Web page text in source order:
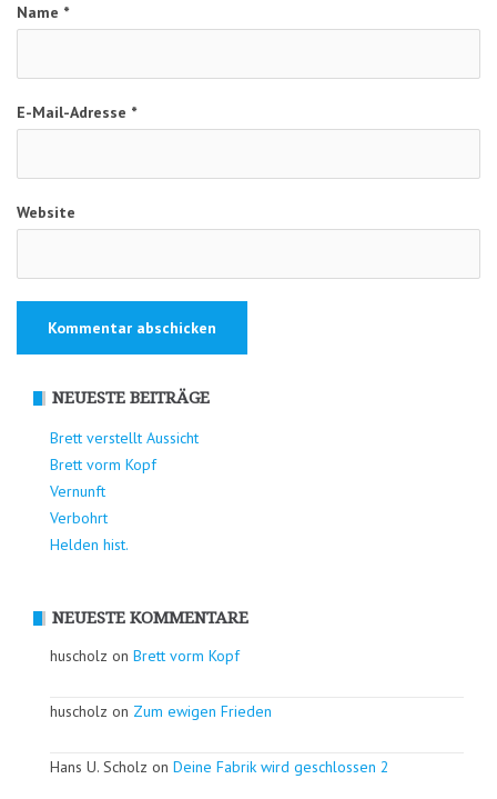
Name *
E-Mail-Adresse *
Website
NEUESTE BEITRÄGE
Brett verstellt Aussicht
Brett vorm Kopf
Vernunft
Verbohrt
Helden hist.
NEUESTE KOMMENTARE
huscholz on Brett vorm Kopf
huscholz on Zum ewigen Frieden
Hans U. Scholz on Deine Fabrik wird geschlossen 2